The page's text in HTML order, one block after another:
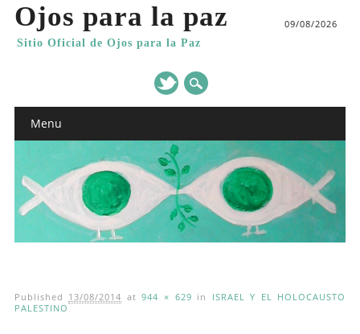
Ojos para la paz
Sitio Oficial de Ojos para la Paz
09/08/2026
Main menu
Menu
Published 13/08/2014 at944 × 629 in ISRAEL Y EL HOLOCAUSTO
PALESTINO